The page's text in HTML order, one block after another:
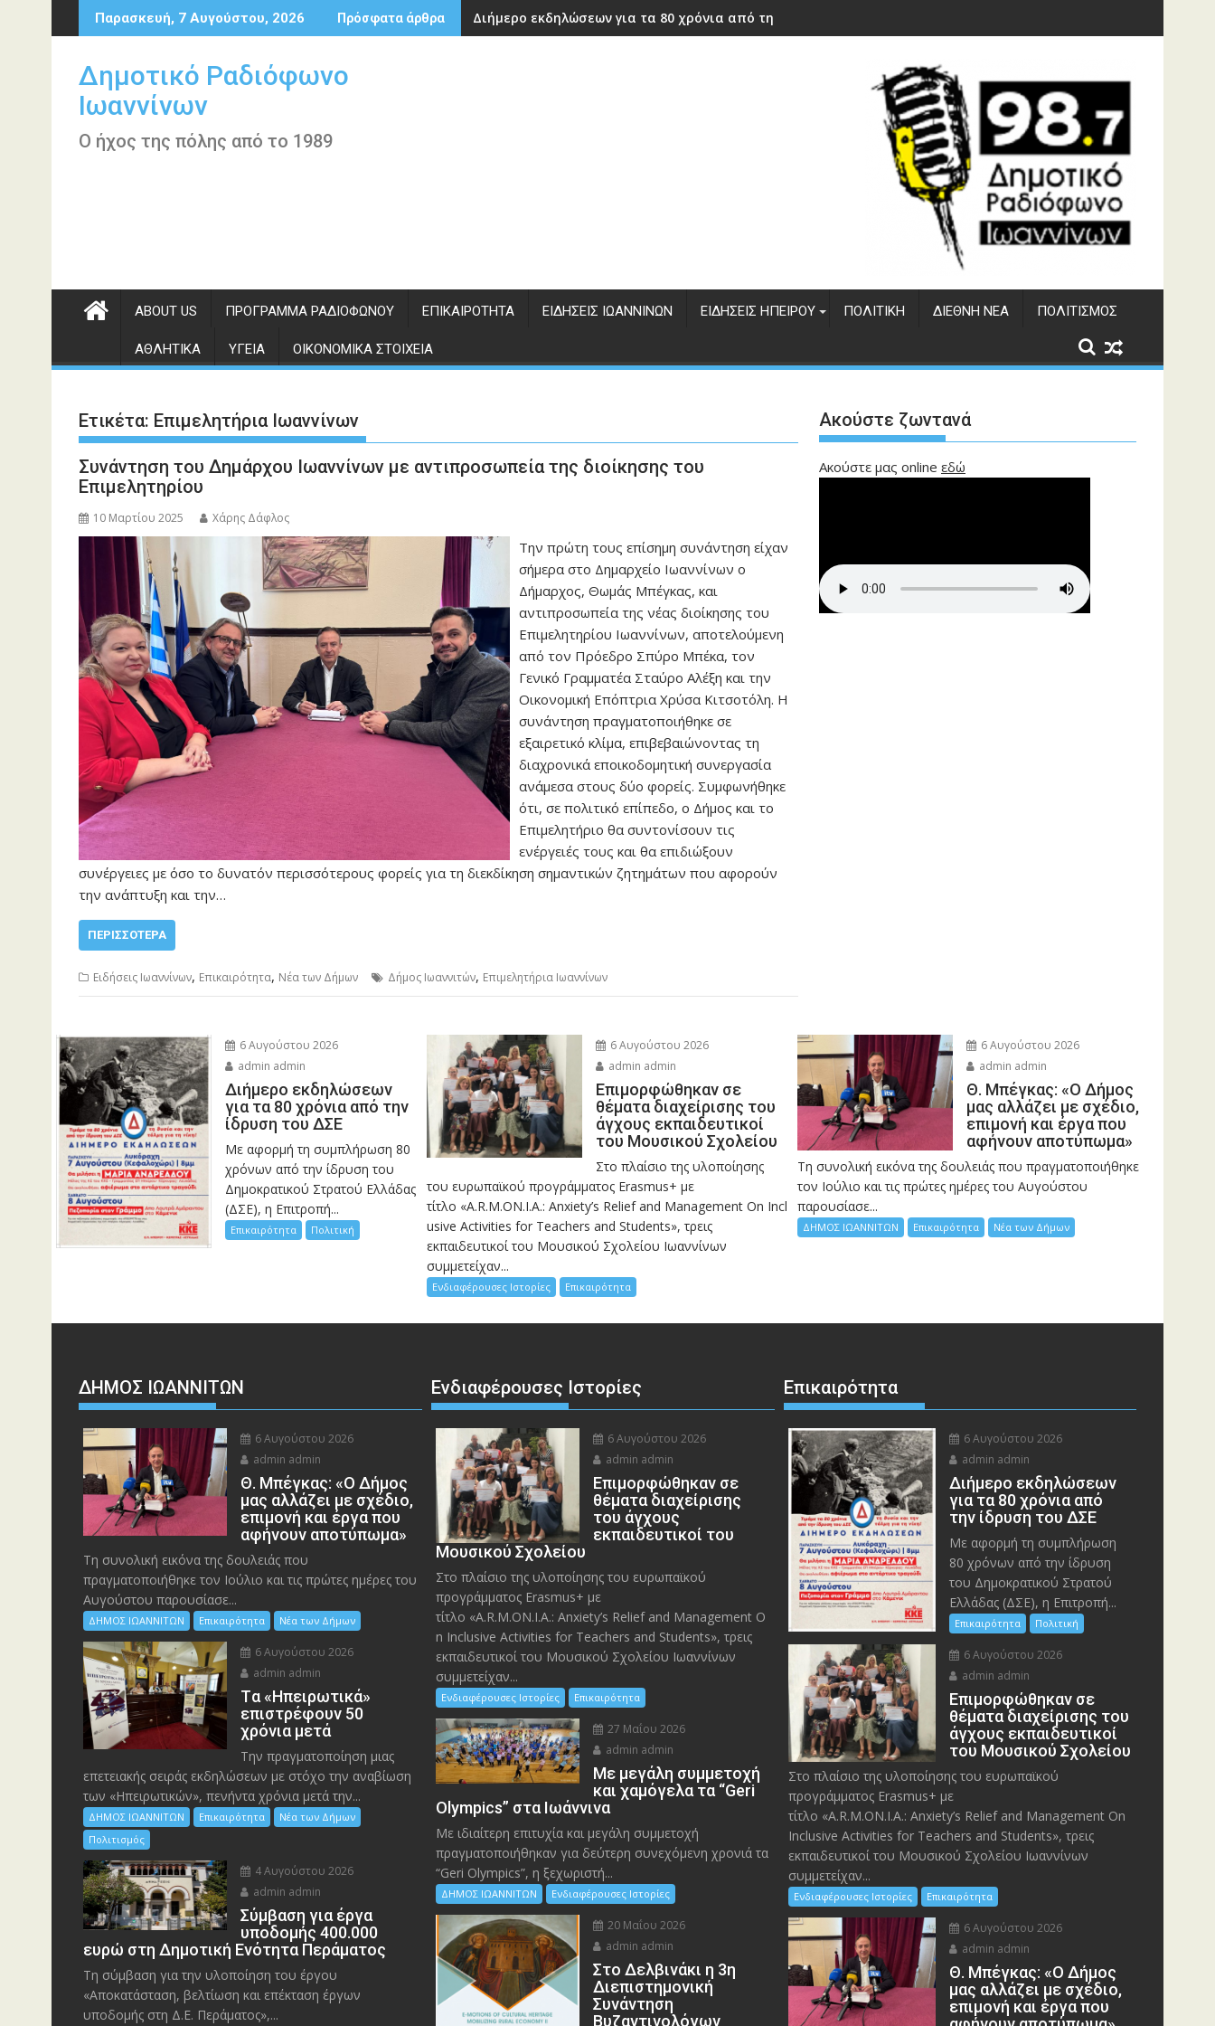
Περάστε
στο
Παρασκευή, 7 Αυγούστου, 2026 Πρόσφατα άρθρα Διήμερο εκδηλώσεων για τα 80 χρόνια από την ίδρυση του ΔΣΕ
Δημοτικό Ραδιόφωνο
Ιωαννίνων
Ο ήχος της πόλης από το 1989
ABOUT US ΠΡΌΓΡΑΜΜΑ ΡΑΔΙΟΦΏΝΟΥ ΕΠΙΚΑΙΡΌΤΗΤΑ ΕΙΔΉΣΕΙΣ ΙΩΑΝΝΊΝΩΝ ΕΙΔΉΣΕΙΣ ΗΠΕΊΡΟΥ ΠΟΛΙΤΙΚΉ ΔΙΕΘΝΉ ΝΈΑ ΠΟΛΙΤΙΣΜΌΣ
ΑΘΛΗΤΙΚΆ ΥΓΕΊΑ ΟΙΚΟΝΟΜΙΚΆ ΣΤΟΙΧΕΊΑ
Ετικέτα: Επιμελητήρια Ιωαννίνων
Συνάντηση του Δημάρχου Ιωαννίνων με αντιπροσωπεία της διοίκησης του
Επιμελητηρίου
10 Μαρτίου 2025 Χάρης Δάφλος
Την πρώτη τους επίσημη συνάντηση είχαν
σήμερα στο Δημαρχείο Ιωαννίνων ο
Δήμαρχος, Θωμάς Μπέγκας, και
αντιπροσωπεία της νέας διοίκησης του
Επιμελητηρίου Ιωαννίνων, αποτελούμενη
από τον Πρόεδρο Σπύρο Μπέκα, τον
Γενικό Γραμματέα Σταύρο Αλέξη και την
Οικονομική Επόπτρια Χρύσα Κιτσοτόλη. Η
συνάντηση πραγματοποιήθηκε σε
εξαιρετικό κλίμα, επιβεβαιώνοντας τη
διαχρονικά εποικοδομητική συνεργασία
ανάμεσα στους δύο φορείς. Συμφωνήθηκε
ότι, σε πολιτικό επίπεδο, ο Δήμος και το
Επιμελητήριο θα συντονίσουν τις
ενέργειές τους και θα επιδιώξουν
συνέργειες με όσο το δυνατόν περισσότερους φορείς για τη διεκδίκηση σημαντικών ζητημάτων που αφορούν
την ανάπτυξη και την…
ΠΕΡΙΣΣΌΤΕΡΑ
Ειδήσεις Ιωαννίνων, Επικαιρότητα, Νέα των Δήμων Δήμος Ιωαννιτών, Επιμελητήρια Ιωαννίνων
Ακούστε ζωντανά
Ακούστε μας online εδώ
6 Αυγούστου 2026
admin admin
Διήμερο εκδηλώσεων
για τα 80 χρόνια από την
ίδρυση του ΔΣΕ
Με αφορμή τη συμπλήρωση 80
χρόνων από την ίδρυση του
Δημοκρατικού Στρατού Ελλάδας
(ΔΣΕ), η Επιτροπή...
Επικαιρότητα Πολιτική
6 Αυγούστου 2026
admin admin
Eπιμορφώθηκαν σε
θέματα διαχείρισης του
άγχους εκπαιδευτικοί
του Μουσικού Σχολείου
Στο πλαίσιο της υλοποίησης
του ευρωπαϊκού προγράμματος Erasmus+ με
τίτλο «A.R.M.ON.I.A.: Anxiety’s Relief and Management On Incl
usive Activities for Teachers and Students», τρεις
εκπαιδευτικοί του Μουσικού Σχολείου Ιωαννίνων
συμμετείχαν...
Ενδιαφέρουσες Ιστορίες Επικαιρότητα
6 Αυγούστου 2026
admin admin
Θ. Μπέγκας: «Ο Δήμος
μας αλλάζει με σχέδιο,
επιμονή και έργα που
αφήνουν αποτύπωμα»
Τη συνολική εικόνα της δουλειάς που πραγματοποιήθηκε
τον Ιούλιο και τις πρώτες ημέρες του Αυγούστου
παρουσίασε...
ΔΗΜΟΣ ΙΩΑΝΝΙΤΩΝ Επικαιρότητα Νέα των Δήμων
ΔΗΜΟΣ ΙΩΑΝΝΙΤΩΝ
6 Αυγούστου 2026
admin admin
Θ. Μπέγκας: «Ο Δήμος
μας αλλάζει με σχέδιο,
επιμονή και έργα που
αφήνουν αποτύπωμα»
Τη συνολική εικόνα της δουλειάς που
πραγματοποιήθηκε τον Ιούλιο και τις πρώτες ημέρες του
Αυγούστου παρουσίασε...
ΔΗΜΟΣ ΙΩΑΝΝΙΤΩΝ Επικαιρότητα Νέα των Δήμων
6 Αυγούστου 2026
admin admin
Tα «Ηπειρωτικά»
επιστρέφουν 50
χρόνια μετά
Την πραγματοποίηση μιας
επετειακής σειράς εκδηλώσεων με στόχο την αναβίωση
των «Ηπειρωτικών», πενήντα χρόνια μετά την...
ΔΗΜΟΣ ΙΩΑΝΝΙΤΩΝ Επικαιρότητα
Νέα των Δήμων
Πολιτισμός
4 Αυγούστου 2026
admin admin
Σύμβαση για έργα
υποδομής 400.000
ευρώ στη Δημοτική Ενότητα Περάματος
Τη σύμβαση για την υλοποίηση του έργου
«Αποκατάσταση, βελτίωση και επέκταση έργων
υποδομής στη Δ.Ε. Περάματος»,...
Ενδιαφέρουσες Ιστορίες
6 Αυγούστου 2026
admin admin
Eπιμορφώθηκαν σε
θέματα διαχείρισης
του άγχους
εκπαιδευτικοί του
Μουσικού Σχολείου
Στο πλαίσιο της υλοποίησης του ευρωπαϊκού
προγράμματος Erasmus+ με
τίτλο «A.R.M.ON.I.A.: Anxiety’s Relief and Management O
n Inclusive Activities for Teachers and Students», τρεις
εκπαιδευτικοί του Μουσικού Σχολείου Ιωαννίνων
συμμετείχαν...
Ενδιαφέρουσες Ιστορίες Επικαιρότητα
27 Μαΐου 2026
admin admin
Με μεγάλη συμμετοχή
και χαμόγελα τα “Geri
Olympics” στα Ιωάννινα
Με ιδιαίτερη επιτυχία και μεγάλη συμμετοχή
πραγματοποιήθηκαν για δεύτερη συνεχόμενη χρονιά τα
“Geri Olympics”, η ξεχωριστή...
ΔΗΜΟΣ ΙΩΑΝΝΙΤΩΝ Ενδιαφέρουσες Ιστορίες
20 Μαΐου 2026
admin admin
Στο Δελβινάκι η 3η
Διεπιστημονική
Συνάντηση
Βυζαντινολόγων
Επικαιρότητα
6 Αυγούστου 2026
admin admin
Διήμερο εκδηλώσεων
για τα 80 χρόνια από
την ίδρυση του ΔΣΕ
Με αφορμή τη συμπλήρωση
80 χρόνων από την ίδρυση
του Δημοκρατικού Στρατού
Ελλάδας (ΔΣΕ), η Επιτροπή...
Επικαιρότητα Πολιτική
6 Αυγούστου 2026
admin admin
Eπιμορφώθηκαν σε
θέματα διαχείρισης του
άγχους εκπαιδευτικοί
του Μουσικού Σχολείου
Στο πλαίσιο της υλοποίησης του ευρωπαϊκού
προγράμματος Erasmus+ με
τίτλο «A.R.M.ON.I.A.: Anxiety’s Relief and Management On
Inclusive Activities for Teachers and Students», τρεις
εκπαιδευτικοί του Μουσικού Σχολείου Ιωαννίνων
συμμετείχαν...
Ενδιαφέρουσες Ιστορίες Επικαιρότητα
6 Αυγούστου 2026
admin admin
Θ. Μπέγκας: «Ο Δήμος
μας αλλάζει με σχέδιο,
επιμονή και έργα που